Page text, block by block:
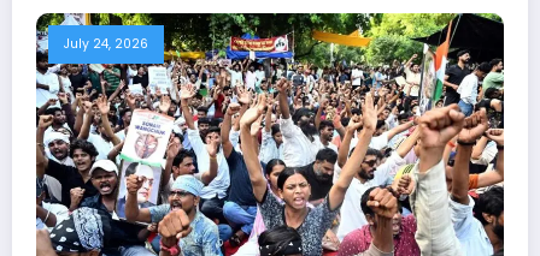
July 24, 2026